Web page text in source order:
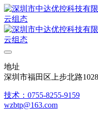
地址
深圳市福田区上步北路
技术：0755-8255-9159
wzbtp@163.com